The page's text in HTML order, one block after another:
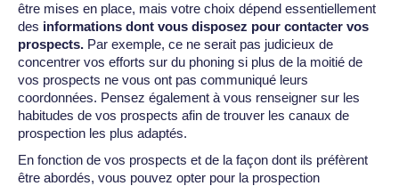
être mises en place, mais votre choix dépend essentiellement
des informations dont vous disposez pour contacter vos
prospects. Par exemple, ce ne serait pas judicieux de
concentrer vos efforts sur du phoning si plus de la moitié de
vos prospects ne vous ont pas communiqué leurs
coordonnées. Pensez également à vous renseigner sur les
habitudes de vos prospects afin de trouver les canaux de
prospection les plus adaptés.
En fonction de vos prospects et de la façon dont ils préfèrent
être abordés, vous pouvez opter pour la prospection